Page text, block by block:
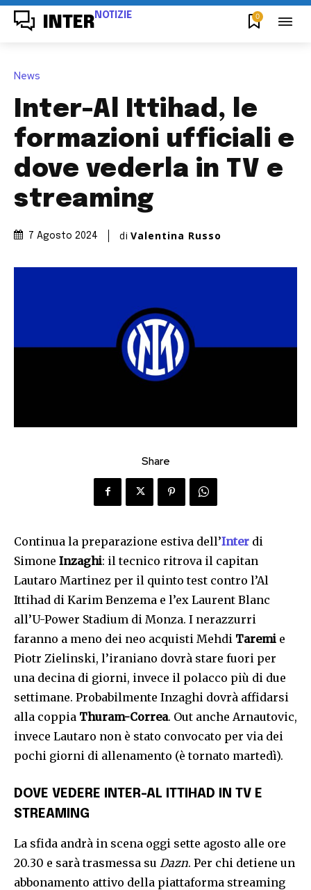
INTER NOTIZIE 0
News
Inter-Al Ittihad, le
formazioni ufficiali e
dove vederla in TV e
streaming
7 Agosto 2024 di Valentina Russo
Share
Continua la preparazione estiva dell’Inter di
Simone Inzaghi: il tecnico ritrova il capitan
Lautaro Martinez per il quinto test contro l’Al
Ittihad di Karim Benzema e l’ex Laurent Blanc
all’U-Power Stadium di Monza. I nerazzurri
faranno a meno dei neo acquisti Mehdi Taremi e
Piotr Zielinski, l’iraniano dovrà stare fuori per
una decina di giorni, invece il polacco più di due
settimane. Probabilmente Inzaghi dovrà affidarsi
alla coppia Thuram-Correa. Out anche Arnautovic,
invece Lautaro non è stato convocato per via dei
pochi giorni di allenamento (è tornato martedì).
DOVE VEDERE INTER-AL ITTIHAD
IN TV E
STREAMING
La sfida andrà in scena oggi sette agosto alle ore
20.30 e sarà trasmessa su Dazn. Per chi detiene un
abbonamento attivo della piattaforma streaming